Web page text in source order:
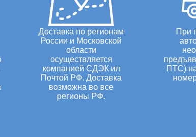
Доставка по регионам
России и Московской
области
осуществляется
компанией СДЭК ил
Почтой РФ. Доставка
возможна во все
регионы РФ.
При
ПТС)